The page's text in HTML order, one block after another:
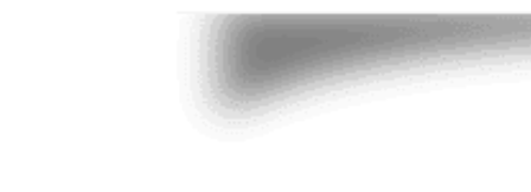
Disclaimer: LET OP: Getoonde afbeeldingen kunnen afwijken
van de daadwerkelijke voorraadauto. Hier kunnen geen
rechten aan worden ontleend. Vraag onze verkoopadviseurs
naar specificaties van deze auto.